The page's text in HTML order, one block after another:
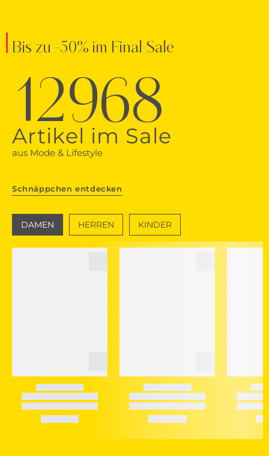
Bis zu -50% im Final Sale
12968
Artikel im Sale
aus Mode & Lifestyle
Schnäppchen entdecken
DAMEN HERREN KINDER